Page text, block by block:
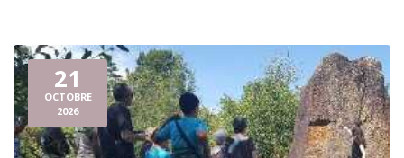
21
OCTOBRE
2026